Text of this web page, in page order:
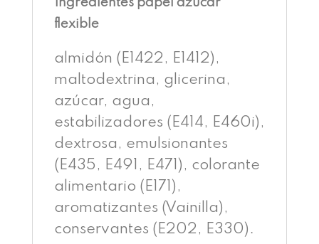
flexible
almidón (E1422, E1412),
maltodextrina, glicerina,
azúcar, agua,
estabilizadores (E414, E460i),
dextrosa, emulsionantes
(E435, E491, E471), colorante
alimentario (E171),
aromatizantes (Vainilla),
conservantes (E202, E330).